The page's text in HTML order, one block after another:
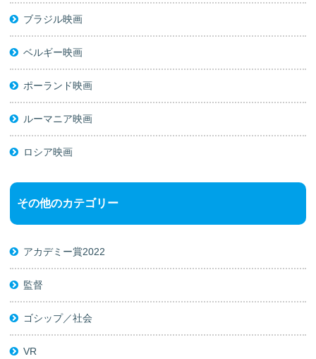
ブラジル映画
ベルギー映画
ポーランド映画
ルーマニア映画
ロシア映画
その他のカテゴリー
アカデミー賞2022
監督
ゴシップ／社会
VR